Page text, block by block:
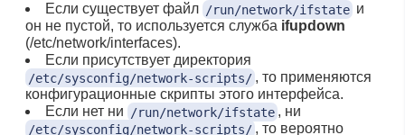
Если существует файл /run/network/ifstateи
он не пустой, то используется служба ifupdown
(/etc/network/interfaces).
Если присутствует директория
/etc/sysconfig/network-scripts/, то применяются
конфигурационные скрипты этого интерфейса.
Если нет ни
/run/network/ifstate, ни
/etc/sysconfig/network-scripts/, то вероятно